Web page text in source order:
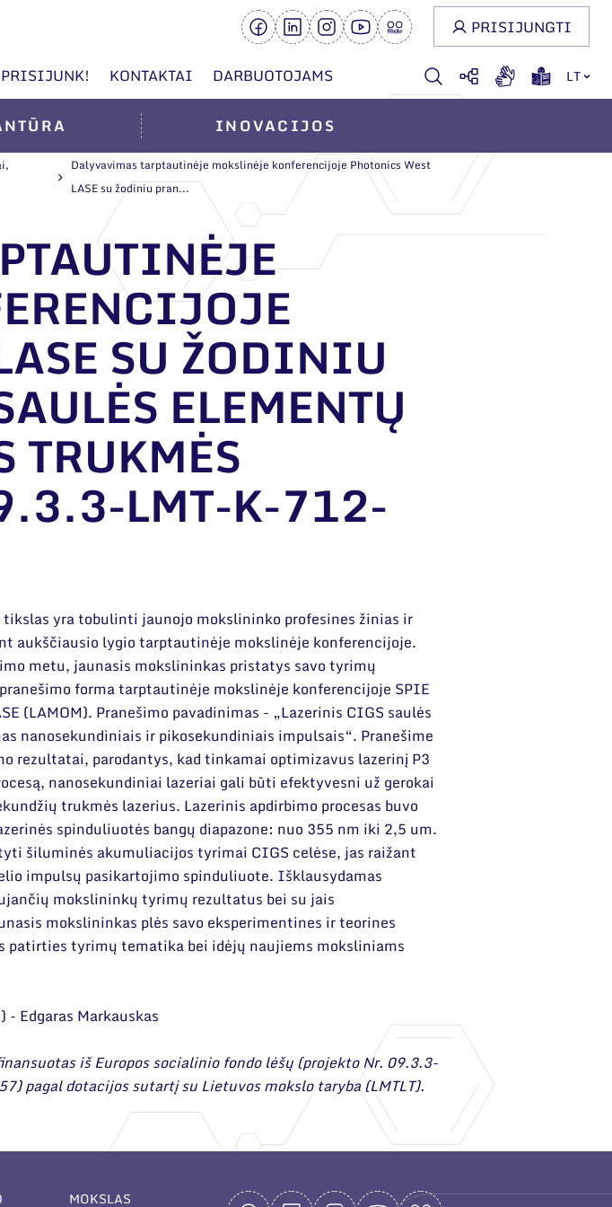
KONTAKTAI DARBUOTOJAMS LT
PRISIJUNGTI
INOVACIJOS
Dalyvavimas tarptautinėje mokslinėje konferencijoje Photonics West
LASE su žodiniu pran...
SU ŽODINIU
ELEMENTŲ
TRUKMĖS
LMT-K-712-
yra tobulinti jaunojo mokslininko profesines žinias ir
aukščiausio lygio tarptautinėje mokslinėje konferencijoje.
metu, jaunasis mokslininkas pristatys savo tyrimų
forma tarptautinėje mokslinėje konferencijoje SPIE
(LAMOM). Pranešimo pavadinimas - „Lazerinis CIGS saulės
nanosekundiniais ir pikosekundiniais impulsais“. Pranešime
rezultatai, parodantys, kad tinkamai optimizavus lazerinį P3
nanosekundiniai lazeriai gali būti efektyvesni už gerokai
trukmės lazerius. Lazerinis apdirbimo procesas buvo
spinduliuotės bangų diapazone: nuo 355 nm iki 2,5 um.
šiluminės akumuliacijos tyrimai CIGS celėse, jas raižant
impulsų pasikartojimo spinduliuote. Išklausydamas
mokslininkų tyrimų rezultatus bei su jais
mokslininkas plės savo eksperimentines ir teorines
patirties tyrimų tematika bei idėjų naujiems moksliniams
Edgaras Markauskas
iš Europos socialinio fondo lėšų (projekto Nr. 09.3.3-
pagal dotacijos sutartį su Lietuvos mokslo taryba (LMTLT).
MOKSLAS